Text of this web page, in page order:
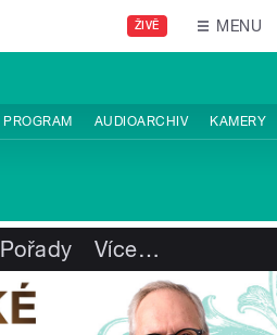
ŽIVĚ MENU
PROGRAM AUDIOARCHIV KAMERY
Pořady Více…